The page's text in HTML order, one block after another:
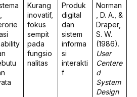
Kurang
inovatif,
fokus
sempit
pada
fungsio
nalitas
Produk
digital
dan
sistem
informa
si
interakti
f
Norman
, D. A., &
Draper,
S. W.
(1986).
User
Centere
d
System
Design